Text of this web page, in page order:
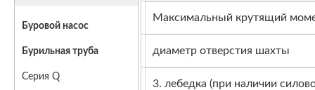
Буровой насос
Бурильная труба
Серия Q
Максимальный крутящий
диаметр отверстия шахты
3. лебедка (при наличии